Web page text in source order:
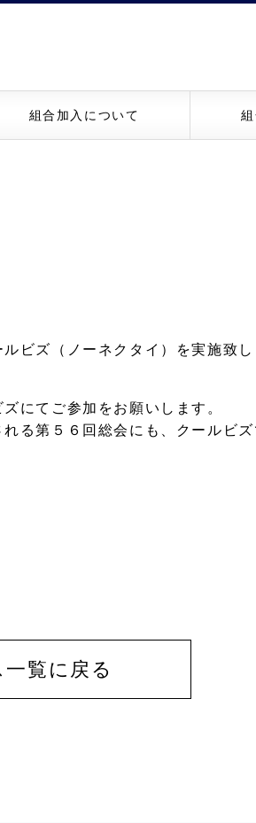
組合加入について
ビズ（ノーネクタイ）を実施致し
にてご参加をお願いします。
る第５６回総会にも、クールビ
覧に戻る